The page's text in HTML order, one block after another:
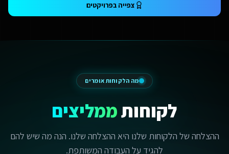
צפייה בפרויקטים
מה הלקוחות אומרים
לקוחותממליצים
ההצלחה של הלקוחות שלנו היא ההצלחה שלנו. הנה מה שיש להם
להגיד על העבודה המשותפת.